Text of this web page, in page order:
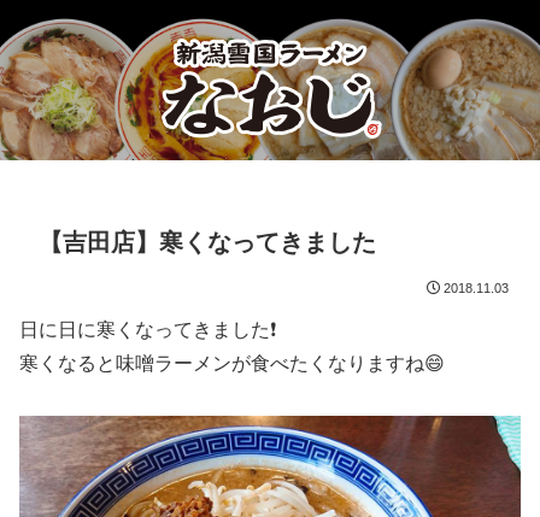
【吉田店】寒くなってきました
2018.11.03
日に日に寒くなってきました❗
寒くなると味噌ラーメンが食べたくなりますね😄